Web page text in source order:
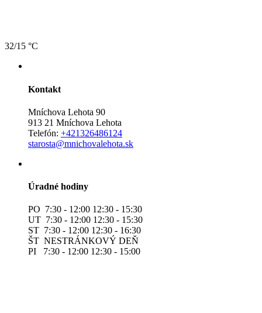
32/15 °C
Kontakt
Mníchova Lehota 90
913 21 Mníchova Lehota
Telefón: +421326486124
starosta@mnichovalehota.sk
Úradné hodiny
PO 7:30 - 12:00 12:30 - 15:30
UT 7:30 - 12:00 12:30 - 15:30
ST 7:30 - 12:00 12:30 - 16:30
ŠT NESTRÁNKOVÝ DEŇ
PI 7:30 - 12:00 12:30 - 15:00